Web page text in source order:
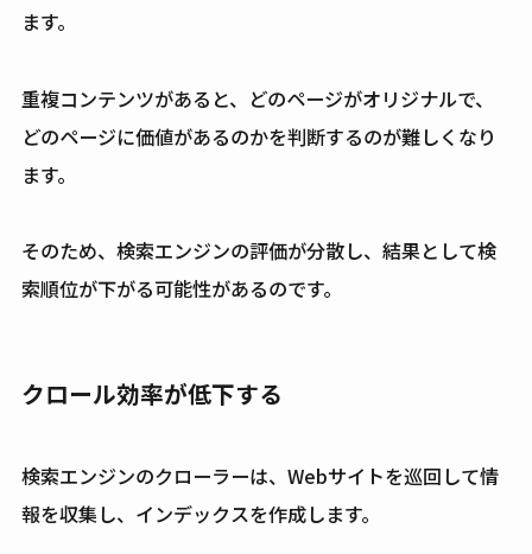
ます。
重複コンテンツがあると、どのページがオリジナルで、
どのページに価値があるのかを判断するのが難しくなり
ます。
そのため、検索エンジンの評価が分散し、結果として検
索順位が下がる可能性があるのです。
クロール効率が低下する
検索エンジンのクローラーは、Webサイトを巡回して情
報を収集し、インデックスを作成します。